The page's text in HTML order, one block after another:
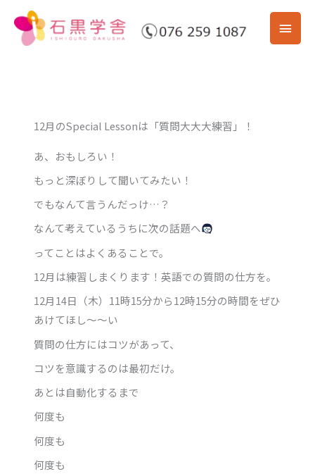
メ
イ
12月のSpecial Lessonは「質問大大大練習」！
あ、おもしろい！
もっと深ぼりして聞いてみたい！
でもなんて言うんだっけ…？
なんて考えているうちに次の話題へ
ってことはよくあることで。
12月は練習しまくります！英語での質問の仕方を。
12月14日（木）11時15分から12時15分の時間をぜひ
あけてほし～～い
質問の仕方にはコツがあって、
コツを意識するのは最初だけ。
あとは自動化するまで
何度も
何度も
何度も